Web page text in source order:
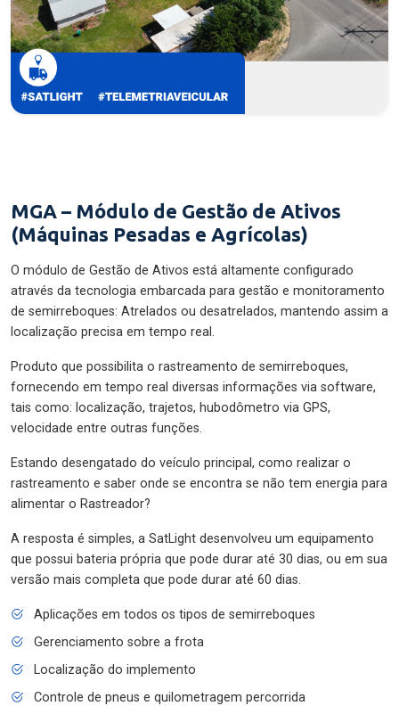
MGA – Módulo de Gestão de Ativos
(Máquinas Pesadas e Agrícolas)
O módulo de Gestão de Ativos está altamente configurado
através da tecnologia embarcada para gestão e monitoramento
de semirreboques: Atrelados ou desatrelados, mantendo assim a
localização precisa em tempo real.
Produto que possibilita o rastreamento de semirreboques,
fornecendo em tempo real diversas informações via software,
tais como: localização, trajetos, hubodômetro via GPS,
velocidade entre outras funções.
Estando desengatado do veículo principal, como realizar o
rastreamento e saber onde se encontra se não tem energia para
alimentar o Rastreador?
A resposta é simples, a SatLight desenvolveu um equipamento
que possui bateria própria que pode durar até 30 dias, ou em sua
versão mais completa que pode durar até 60 dias.
Aplicações em todos os tipos de semirreboques
Gerenciamento sobre a frota
Localização do implemento
Controle de pneus e quilometragem percorrida